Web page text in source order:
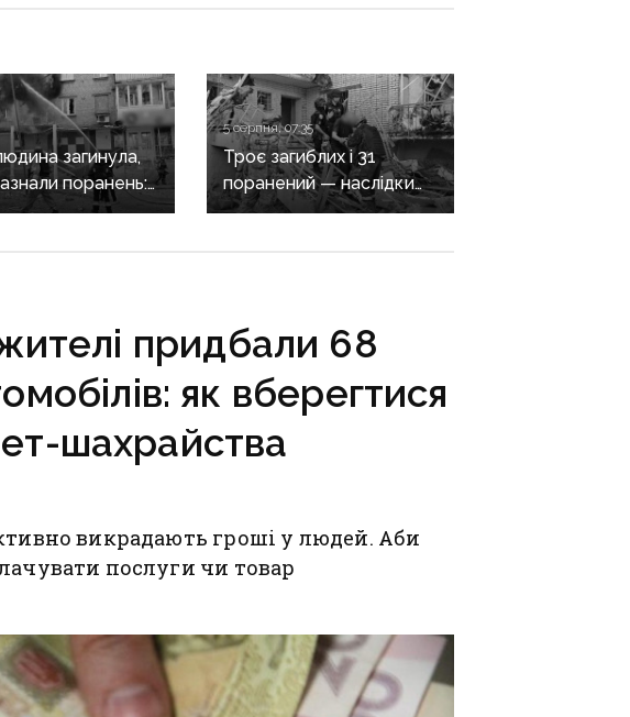
загинула,
поранень:
злочини
5 серпня, 07:35
Троє загиблих і 31
поранений — наслідки
масованих обстрілів
придбали 68
як вберегтися
шахрайства
викрадають гроші у людей. Аби
послуги чи товар